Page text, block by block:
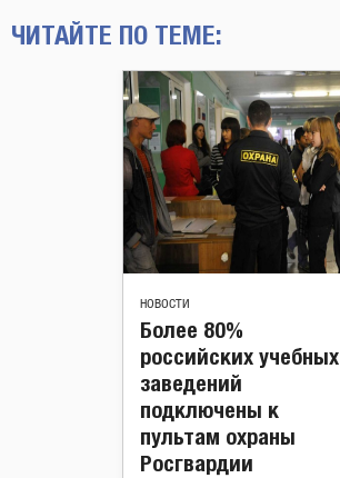
ЧИТАЙТЕ ПО ТЕМЕ:
НОВОСТИ
Более 80%
российских учебных
заведений
подключены к
пультам охраны
Росгвардии